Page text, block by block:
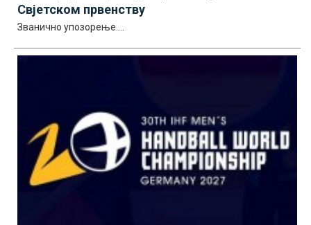
Свјетском првенству
Званично упозорење....